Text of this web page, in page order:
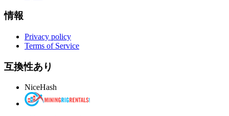
情報
Privacy policy
Terms of Service
互換性あり
NiceHash